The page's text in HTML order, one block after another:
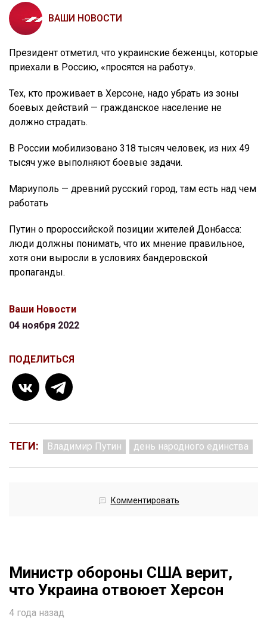
ВАШИ НОВОСТИ
Президент отметил, что украинские беженцы, которые
приехали в Россию, «просятся на работу».
Тех, кто проживает в Херсоне, надо убрать из зоны
боевых действий — гражданское население не
должно страдать.
В России мобилизовано 318 тысяч человек, из них 49
тысяч уже выполняют боевые задачи.
Мариуполь — древний русский город, там есть над чем
работать
Путин о пророссийской позиции жителей Донбасса:
люди должны понимать, что их мнение правильное,
хотя они выросли в условиях бандеровской
пропаганды.
Ваши Новости
04 ноября 2022
ПОДЕЛИТЬСЯ
ТЕГИ: Владимир Путин день народного единства
Комментировать
Министр обороны США верит,
что Украина отвоюет Херсон
4 года назад